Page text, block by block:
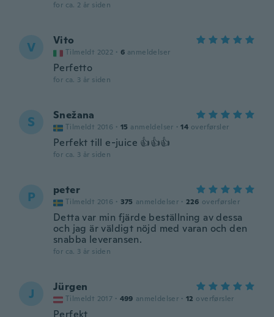
for ca. 2 år siden
V Vito
Tilmeldt 2022 · 6 anmeldelser
Perfetto
for ca. 3 år siden
S Snežana
Tilmeldt 2016 · 15 anmeldelser · 14 overførsler
Perfekt till e-juice 👍👍👍
for ca. 3 år siden
P peter
Tilmeldt 2016 · 375 anmeldelser · 226 overførsler
Detta var min fjärde beställning av dessa
och jag är väldigt nöjd med varan och den
snabba leveransen.
for ca. 3 år siden
J Jürgen
Tilmeldt 2017 · 499 anmeldelser · 12 overførsler
Perfekt